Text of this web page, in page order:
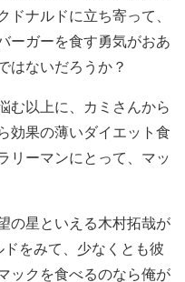
ナルドに立ち寄って、
ーガーを食す勇気がおあ
はないだろうか？
む以上に、カミさんから
効果の薄いダイエット食
リーマンにとって、マッ
の星といえる木村拓哉が
をみて、少なくとも彼
ックを食べるのなら俺が